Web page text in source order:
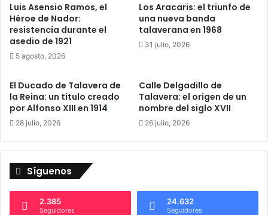
d
o
d
e
l
C
o
p
a
á
h
o
e
a
j
e
a
Luis Asensio Ramos, el
Héroe de Nador:
resistencia durante el
asedio de 1921
5 agosto, 2026
Los Aracaris: el triunfo de
una nueva banda
talaverana en 1968
31 julio, 2026
El Ducado de Talavera de
la Reina: un título creado
por Alfonso XIII en 1914
28 julio, 2026
Calle Delgadillo de
Talavera: el origen de un
nombre del siglo XVII
26 julio, 2026
Síguenos
2.385
Seguidores
24.632
Seguidores